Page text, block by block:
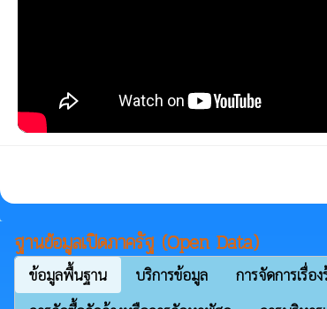
ฐานข้อมูลเปิดภาครัฐ (Open Data)
ข้อมูลพื้นฐาน บริการข้อมูล การจัดการเรื่อ